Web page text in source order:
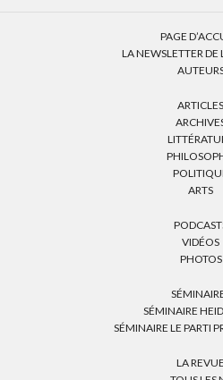
PAGE
LA NEWSLETTER DE
ARTICLES
ARTS
VIDÉOS
PHOTOS
SÉMINAIRE
SÉMINAIRE LE PARTI
LA REVUE